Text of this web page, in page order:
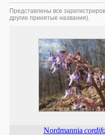
Представлены все
другие принятые названия).
Nordmannia